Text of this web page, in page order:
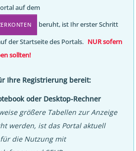
auf dem
beruht, ist Ihr erster Schritt
der Startseite des Portals. NUR sofern
sollten!
Ihre Registrierung bereit:
oder Desktop-Rechner
größere Tabellen zur Anzeige
werden, ist das Portal aktuell
für die Nutzung mit